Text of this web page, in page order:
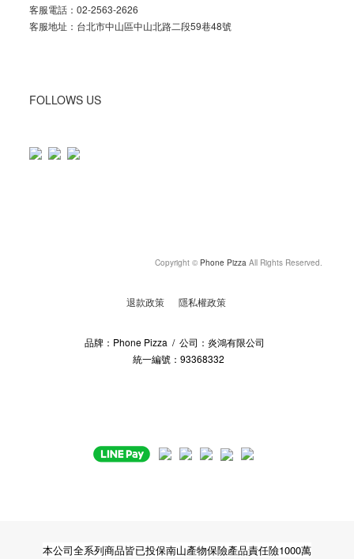
客服電話：02-2563-2626
客服地址：台北市中山區中山北路二段59巷48號
FOLLOWS US
Copyright © Phone Pizza All Rights Reserved.
退款政策 隱私權政策
品牌：Phone Pizza / 公司：炎鴻有限公司
統一編號：93368332
本公司全系列商品皆已投保南山產物保險產品責任險1000萬